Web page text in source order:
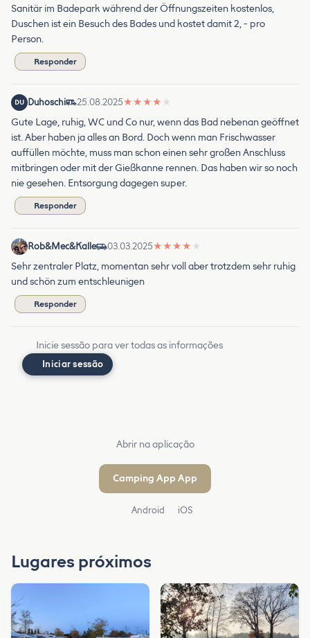
Sanitär im Badepark während der Öffnungszeiten kostenlos,
Duschen ist ein Besuch des Bades und kostet damit 2, - pro
Person.
Responder
DU Duhoschi 25.08.2025★ ★ ★ ★ ★
Gute Lage, ruhig, WC und Co nur, wenn das Bad nebenan geöffnet
ist. Aber haben ja alles an Bord. Doch wenn man Frischwasser
auffüllen möchte, muss man schon einen sehr großen Anschluss
mitbringen oder mit der Gießkanne rennen. Das haben wir so noch
nie gesehen. Entsorgung dagegen super.
Responder
Rob&Mec&Kalle 03.03.2025★ ★ ★ ★ ★
Sehr zentraler Platz, momentan sehr voll aber trotzdem sehr ruhig
und schön zum entschleunigen
Responder
Inicie sessão para ver todas as informações
Iniciar sessão
Abrir na aplicação
Camping App App
Android iOS
Lugares próximos